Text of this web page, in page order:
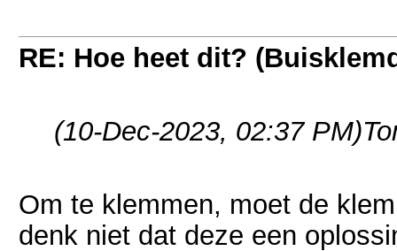
RE: Hoe heet dit?
(10-Dec-2023, 02:37 PM)
Om te klemmen, moet de
denk niet dat deze een